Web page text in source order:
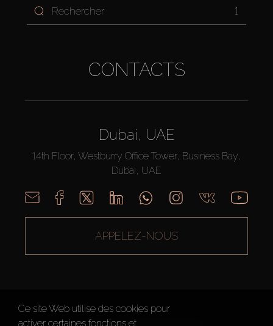
1
CONTACTS
Dubai, UAE
14th Floor, Westburry Office Tower, Business Bay,
Dubai, UAE
APPELEZ-NOUS
Ce site Web utilise des cookies pour
activer certaines fonctions et